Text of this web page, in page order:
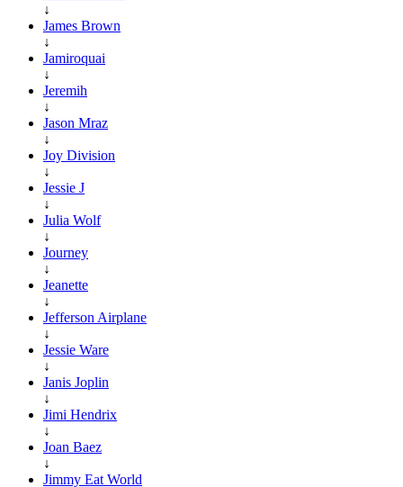
↓
James Brown
↓
Jamiroquai
↓
Jeremih
↓
Jason Mraz
↓
Joy Division
↓
Jessie J
↓
Julia Wolf
↓
Journey
↓
Jeanette
↓
Jefferson Airplane
↓
Jessie Ware
↓
Janis Joplin
↓
Jimi Hendrix
↓
Joan Baez
↓
Jimmy Eat World